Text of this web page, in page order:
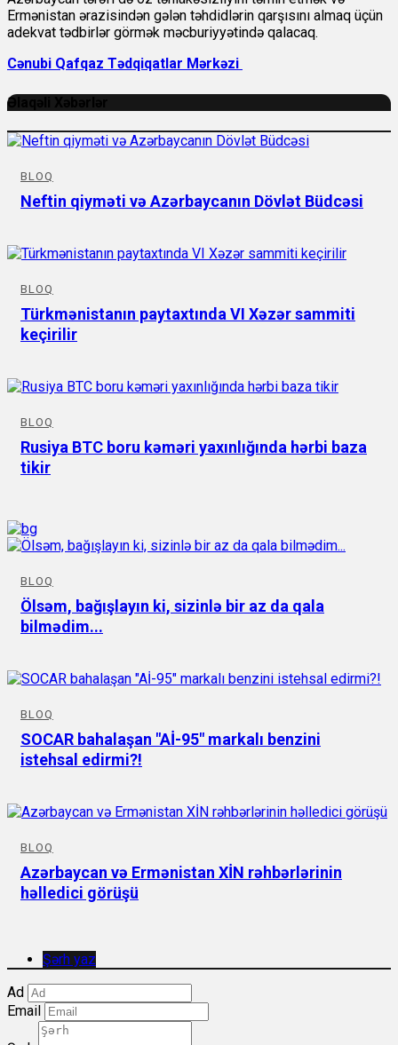
Ermənistan ərazisindən gələn təhdidlərin qarşısını almaq üçün
adekvat tədbirlər görmək məcburiyyətində qalacaq.
Cənubi Qafqaz Tədqiqatlar Mərkəzi
Əlaqəli Xəbərlər
BLOQ
Neftin qiyməti və Azərbaycanın Dövlət Büdcəsi
BLOQ
Türkmənistanın paytaxtında VI Xəzər sammiti
keçirilir
BLOQ
Rusiya BTC boru kəməri yaxınlığında hərbi baza
tikir
BLOQ
Ölsəm, bağışlayın ki, sizinlə bir az da qala
bilmədim...
BLOQ
SOCAR bahalaşan "Aİ-95" markalı benzini
istehsal edirmi?!
BLOQ
Azərbaycan və Ermənistan XİN rəhbərlərinin
həlledici görüşü
Şərh yaz
Ad
Email